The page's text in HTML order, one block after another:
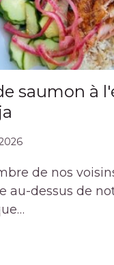
saumon à
de nos
au-dessus de